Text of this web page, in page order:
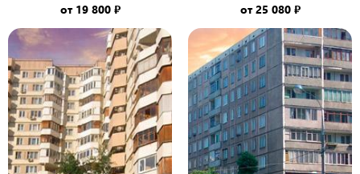
от 19 800 ₽
от25 080 ₽